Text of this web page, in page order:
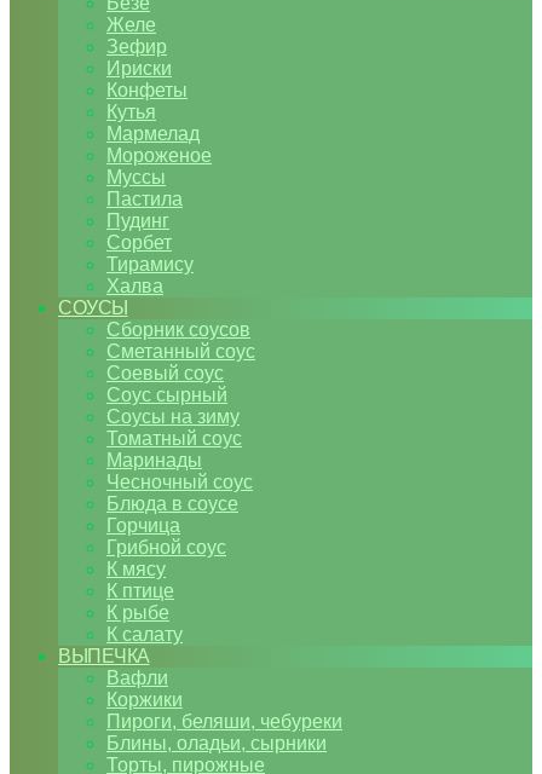
Желе
Зефир
Ириски
Конфеты
Кутья
Мармелад
Мороженое
Муссы
Пастила
Пудинг
Сорбет
Тирамису
Халва
СОУСЫ
Сборник соусов
Сметанный соус
Соевый соус
Соус сырный
Соусы на зиму
Томатный соус
Маринады
Чесночный соус
Блюда в соусе
Горчица
Грибной соус
К мясу
К птице
К рыбе
К салату
ВЫПЕЧКА
Вафли
Коржики
Пироги, беляши, чебуреки
Блины, оладьи, сырники
Торты, пирожные